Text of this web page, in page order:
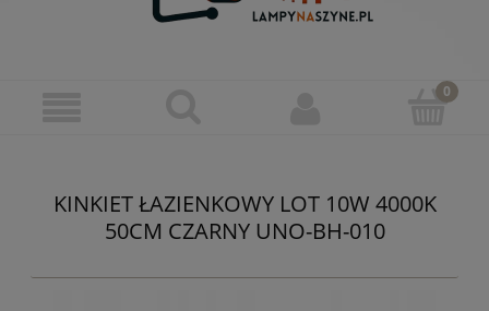
KINKIET ŁAZIENKOWY LOT 10W 4000K
50CM CZARNY UNO-BH-010